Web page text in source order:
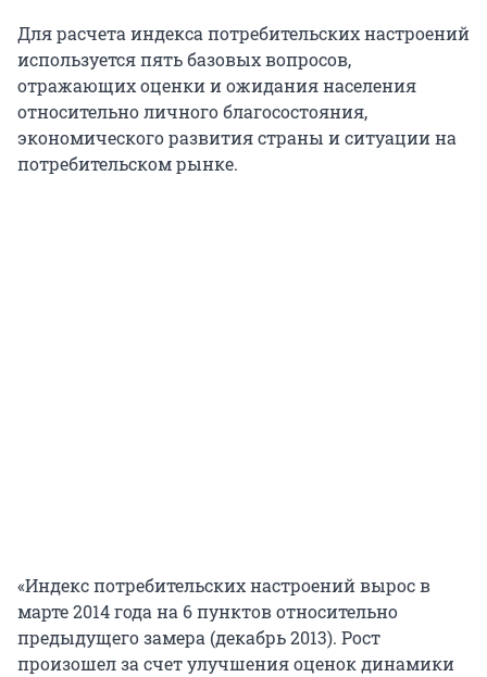
Для расчета индекса потребительских настроений
используется пять базовых вопросов,
отражающих оценки и ожидания населения
относительно личного благосостояния,
экономического развития страны и ситуации на
потребительском рынке.
«Индекс потребительских настроений вырос в
марте 2014 года на 6 пунктов относительно
предыдущего замера (декабрь 2013). Рост
произошел за счет улучшения оценок динамики